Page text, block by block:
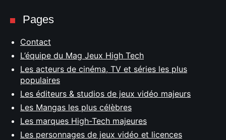
Pages
Contact
L’équipe du Mag Jeux High Tech
Les acteurs de cinéma, TV et séries les plus
populaires
Les éditeurs & studios de jeux vidéo majeurs
Les Mangas les plus célèbres
Les marques High-Tech majeures
Les personnages de jeux vidéo et licences